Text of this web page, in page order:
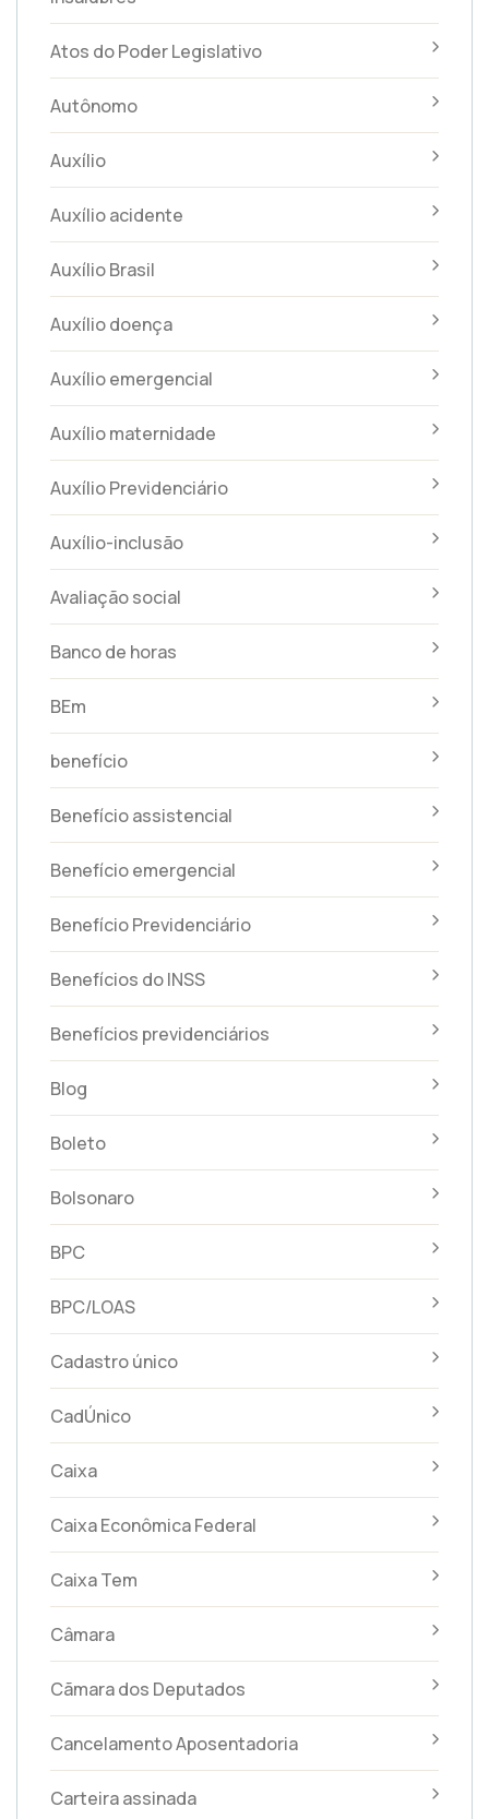
Atos do Poder Legislativo
Autônomo
Auxílio
Auxílio acidente
Auxílio Brasil
Auxílio doença
Auxílio emergencial
Auxílio maternidade
Auxílio Previdenciário
Auxílio-inclusão
Avaliação social
Banco de horas
BEm
benefício
Benefício assistencial
Benefício emergencial
Benefício Previdenciário
Benefícios do INSS
Benefícios previdenciários
Blog
Boleto
Bolsonaro
BPC
BPC/LOAS
Cadastro único
CadÚnico
Caixa
Caixa Econômica Federal
Caixa Tem
Câmara
Cãmara dos Deputados
Cancelamento Aposentadoria
Carteira assinada